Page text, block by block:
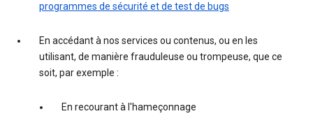
programmes de sécurité et de test de bugs
En accédant à nos services ou contenus, ou en les
utilisant, de manière frauduleuse ou trompeuse, que ce
soit, par exemple :
En recourant à l'hameçonnage